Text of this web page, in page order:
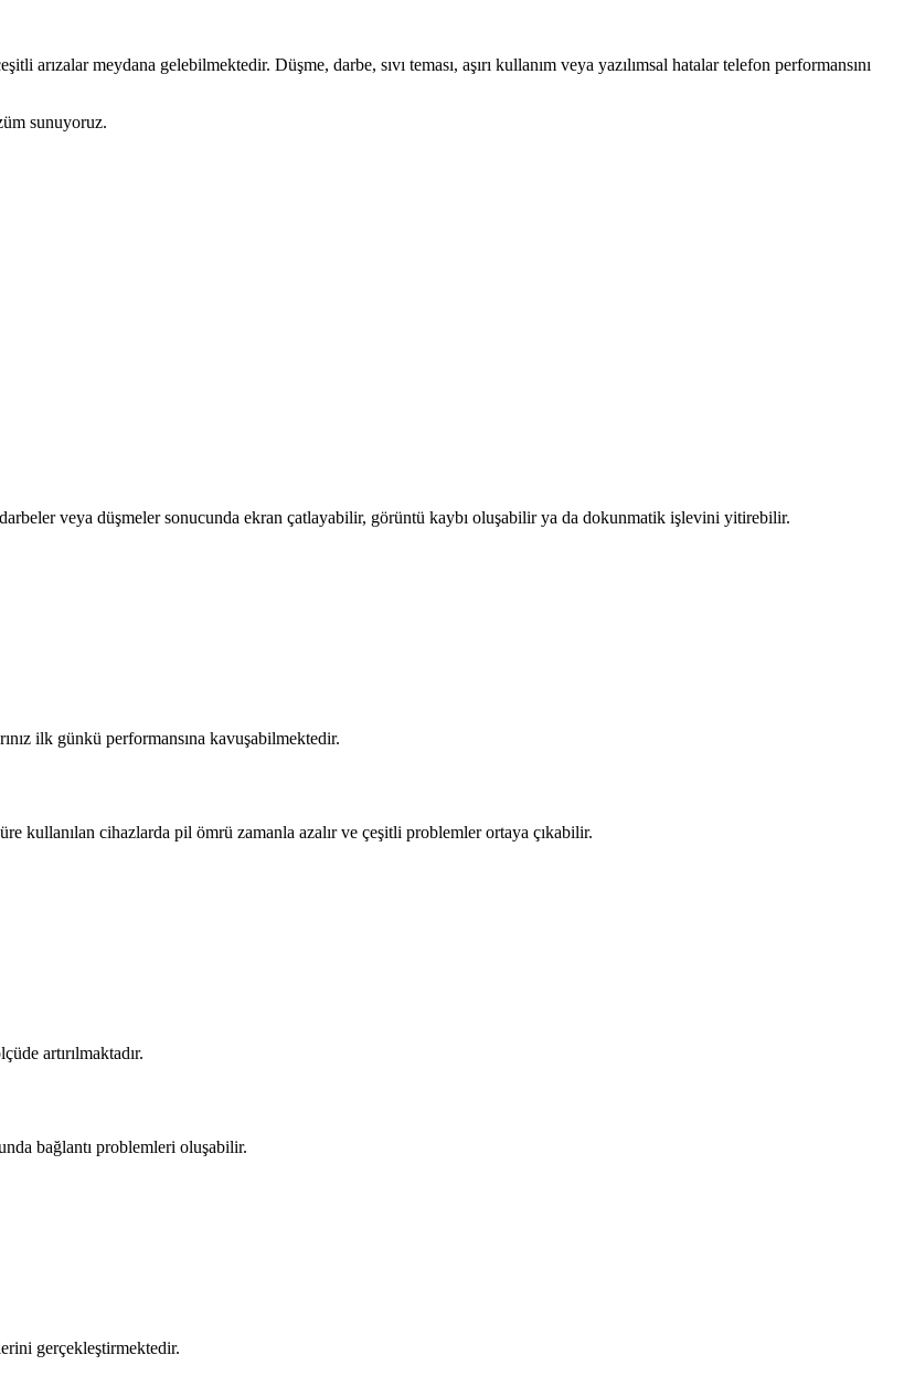
meydana gelebilmektedir. Düşme, darbe, sıvı teması, aşırı kullanım veya yazılımsal hatalar telefon performansını
sunuyoruz.
darbeler veya düşmeler sonucunda ekran çatlayabilir, görüntü kaybı oluşabilir ya da dokunmatik işlevini yitirebilir.
ilk günkü performansına kavuşabilmektedir.
kullanılan cihazlarda pil ömrü zamanla azalır ve çeşitli problemler ortaya çıkabilir.
artırılmaktadır.
bağlantı problemleri oluşabilir.
gerçekleştirmektedir.